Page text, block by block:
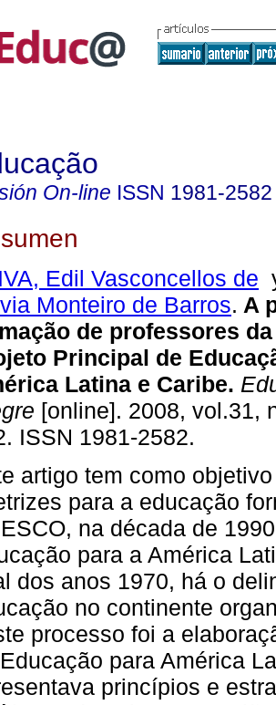
On-line ISSN 1981-2582
Edil Vasconcellos de
Monteiro de Barros. A
de professores da
Principal de
Latina e Caribe.
[online]. 2008, vol.31,
ISSN 1981-2582.
artigo tem como
para a educação
na década de
para a América
dos anos 1970, há o
no continente
processo foi a
para América
princípios e